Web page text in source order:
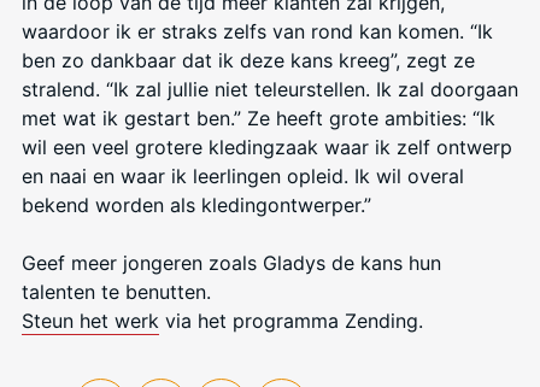
waardoor ik er straks zelfs van rond kan komen. “Ik
ben zo dankbaar dat ik deze kans kreeg”, zegt ze
stralend. “Ik zal jullie niet teleurstellen. Ik zal doorgaan
met wat ik gestart ben.” Ze heeft grote ambities: “Ik
wil een veel grotere kledingzaak waar ik zelf ontwerp
en naai en waar ik leerlingen opleid. Ik wil overal
bekend worden als kledingontwerper.”
Geef meer jongeren zoals Gladys de kans hun
talenten te benutten.
Steun het werk via het programma Zending.